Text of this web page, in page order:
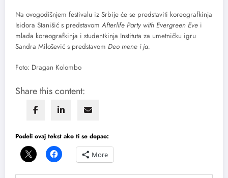
Na ovogodišnjem festivalu iz Srbije će se predstaviti koreografkinja
Isidora Stanišić s predstavom Afterlife Party with Evergreen Eve i
mlada koreografkinja i studentkinja Instituta za umetničku igru
Sandra Milošević s predstavom Deo mene i ja.
Foto: Dragan Kolombo
Share this content:
Podeli ovaj tekst ako ti se dopao:
More